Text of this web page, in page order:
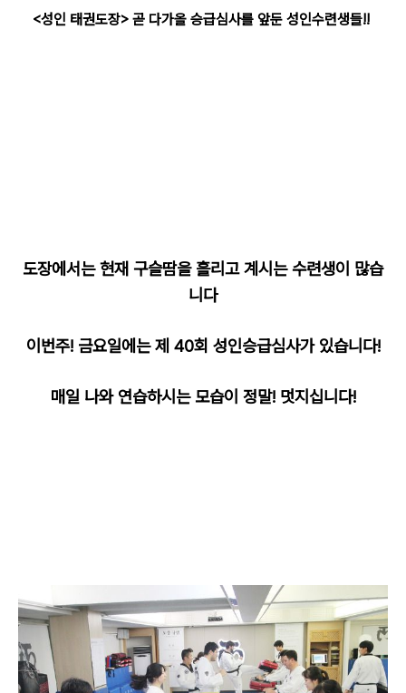
<성인 태권도장> 곧 다가올 승급심사를 앞둔 성인수련생들!!
도장에서는 현재 구슬땀을 흘리고 계시는 수련생이 많습
니다
이번주! 금요일에는 제 40회 성인승급심사가 있습니다!
매일 나와 연습하시는 모습이 정말! 멋지십니다!